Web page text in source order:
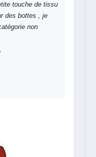
touche de tissu
des bottes , je
non